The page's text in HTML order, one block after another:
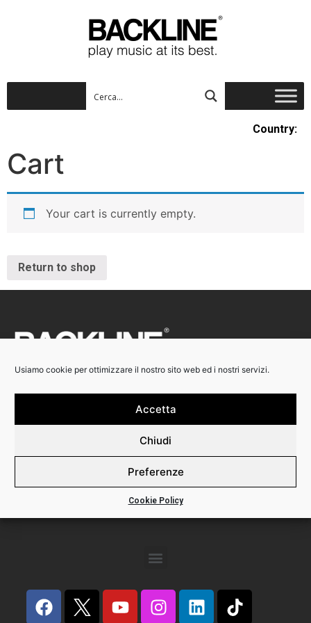
Usiamo cookie per ottimizzare il nostro sito web ed i nostri servizi.
Accetta
Chiudi
Preferenze
Cookie Policy
Country:
Cart
Your cart is currently empty.
Return to shop
Via Calabria 3
Phone +39 02 82396445
P.I. 12491290156